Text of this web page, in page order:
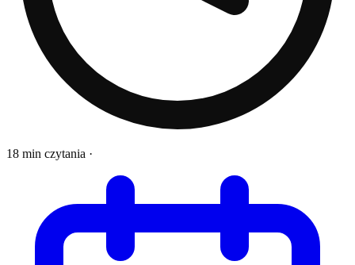
18 min czytania ·